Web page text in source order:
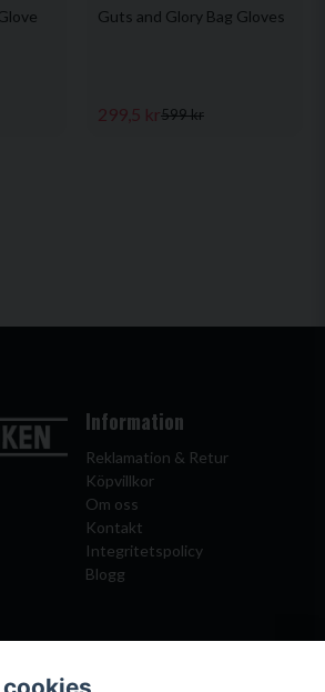
Guts and Glory Bag Gloves
599 kr
299,5 kr
Information
Reklamation & Retur
Köpvillkor
Om oss
Kontakt
Integritetspolicy
Blogg